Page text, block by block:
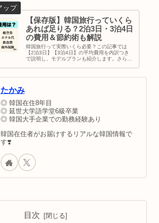
【保存版】韓国旅行っていくら
あれば足りる？2泊3日・3泊4日
の費用＆節約術も解説
韓国旅行って実際いくら必要？この記事では
【2泊3日】【3泊4日】の平均費用を内訳つき
で説明し、モデルプランも紹介します。さらに
たかみ
◎ 韓国在住8年目
◎ 延世大学語学堂6級卒業
◎ 韓国大手企業での勤務経験あり
韓国在住者がお届けするリアルな韓国情報で
す❣️
目次